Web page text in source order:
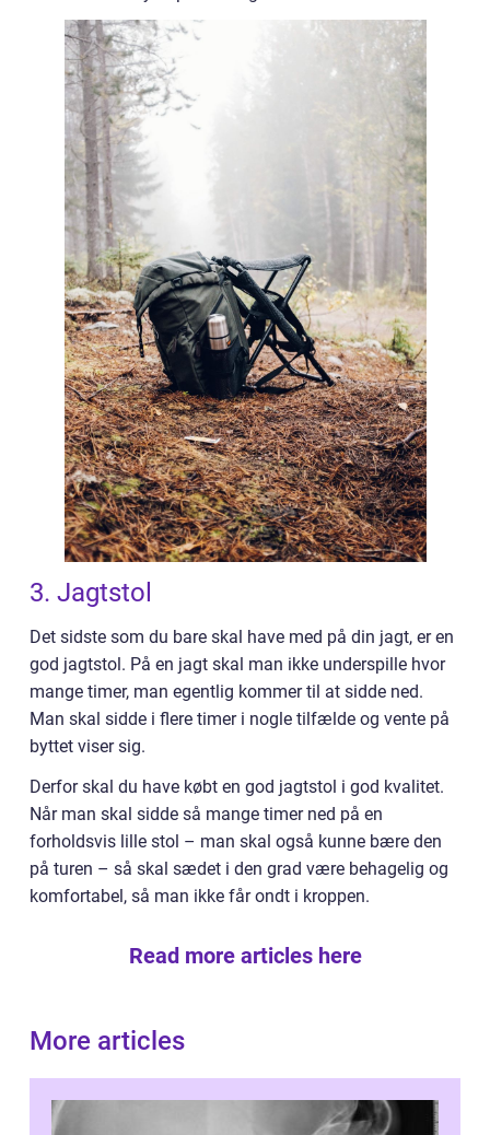
3. Jagtstol
Det sidste som du bare skal have med på din jagt, er en
god jagtstol. På en jagt skal man ikke underspille hvor
mange timer, man egentlig kommer til at sidde ned.
Man skal sidde i flere timer i nogle tilfælde og vente på
byttet viser sig.
Derfor skal du have købt en god jagtstol i god kvalitet.
Når man skal sidde så mange timer ned på en
forholdsvis lille stol – man skal også kunne bære den
på turen – så skal sædet i den grad være behagelig og
komfortabel, så man ikke får ondt i kroppen.
Read more articles here
More articles